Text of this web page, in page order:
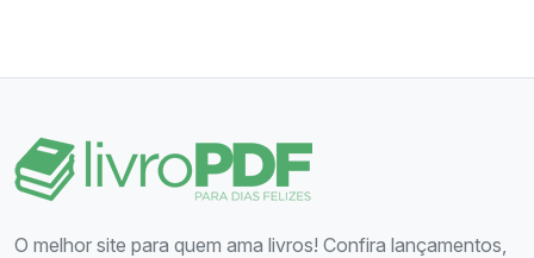
O melhor site para quem ama livros! Confira lançamentos,